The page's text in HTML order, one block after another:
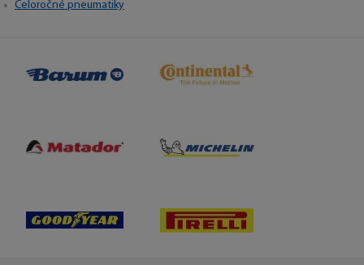
Celoročné pneumatiky